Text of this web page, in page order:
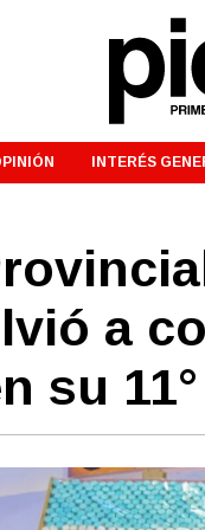
INTERÉS
a
su